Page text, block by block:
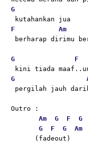
G
kutahankan jua
F
Am
berharap dirimu
G
F
kini tiada
G
pergilah jauh
Outro :
Am
G F G
G
F G
Am
      (fadeout)